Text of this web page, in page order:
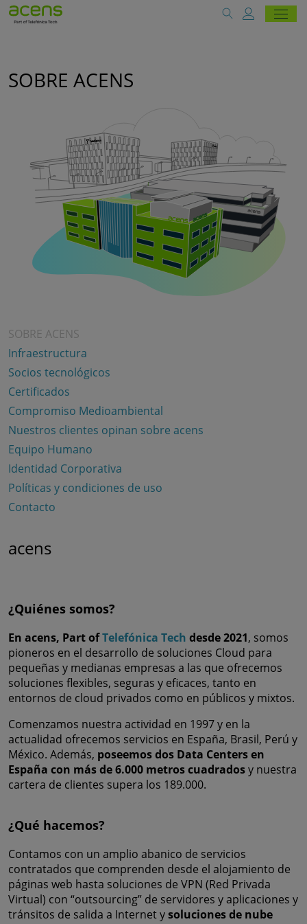
SOBRE ACENS
SOBRE ACENS
Infraestructura
Socios tecnológicos
Certificados
Compromiso Medioambiental
Nuestros clientes opinan sobre acens
Equipo Humano
Identidad Corporativa
Políticas y condiciones de uso
Contacto
acens
¿Quiénes somos?
En acens, Part ofTelefónica Tech desde 2021, somos
pioneros en el desarrollo de soluciones Cloud para
pequeñas y medianas empresas a las que ofrecemos
soluciones flexibles, seguras y eficaces, tanto en
entornos de cloud privados como en públicos y mixtos.
Comenzamos nuestra actividad en 1997 y en la
actualidad ofrecemos servicios en España, Brasil, Perú y
México. Además, poseemos dos Data Centers en
España con más de 6.000 metros cuadradosy nuestra
cartera de clientes supera los 189.000.
¿Qué hacemos?
Contamos con un amplio abanico de servicios
contratados que comprenden desde el alojamiento de
páginas web hasta soluciones de VPN (Red Privada
Virtual) con “outsourcing” de servidores y aplicaciones y
tránsitos de salida a Internet ysoluciones de nube